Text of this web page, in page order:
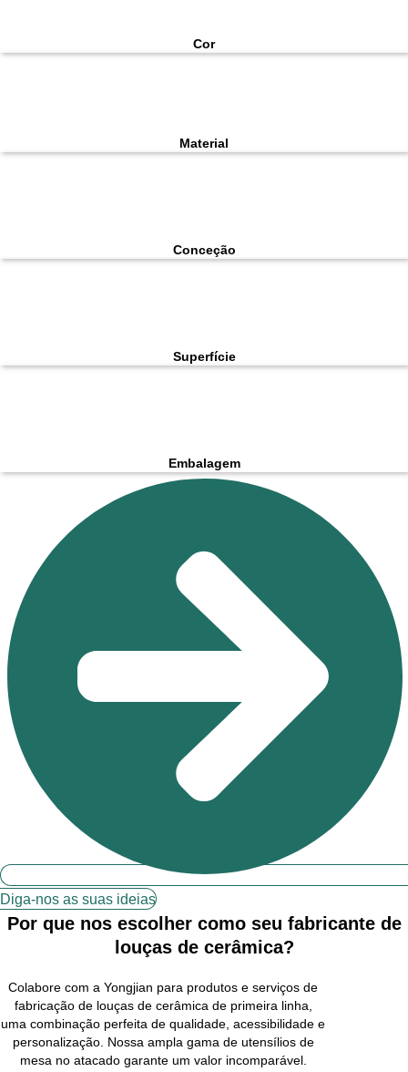
Cor
Material
Conceção
Superfície
Embalagem
Diga-nos as suas ideias
Por que nos escolher como seu fabricante de
louças de cerâmica?
Colabore com a Yongjian para produtos e serviços de
fabricação de louças de cerâmica de primeira linha,
uma combinação perfeita de qualidade, acessibilidade e
personalização. Nossa ampla gama de utensílios de
mesa no atacado garante um valor incomparável.